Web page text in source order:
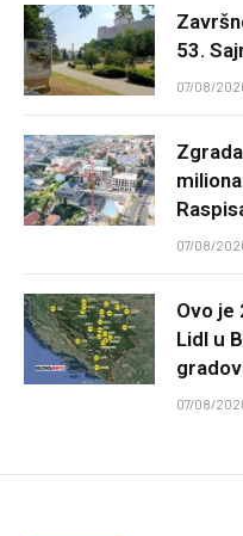
53.
07/08/
07/08/
Ovo je
Lidl u
07/08/